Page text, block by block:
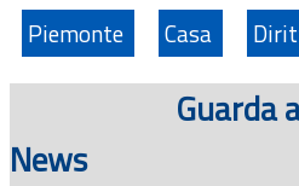
Piemonte Casa
Guarda
News